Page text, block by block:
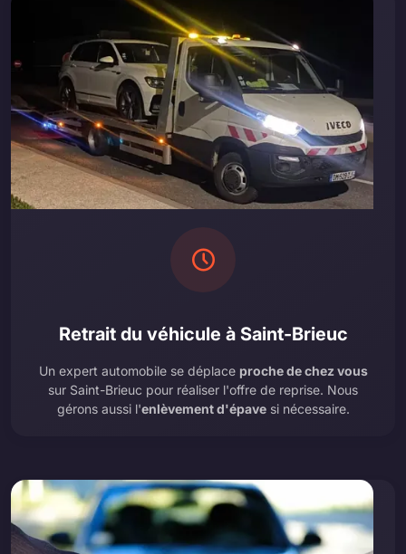
Retrait du véhicule à Saint-Brieuc
Un expert automobile se déplace proche de chez vous
sur Saint-Brieuc pour réaliser l'offre de reprise. Nous
gérons aussi l'enlèvement d'épavesi nécessaire.